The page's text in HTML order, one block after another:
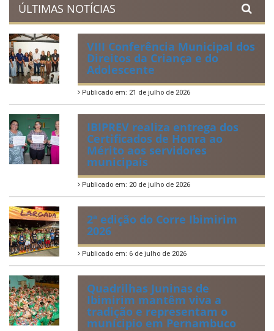
ÚLTIMAS NOTÍCIAS
VIII Conferência Municipal dos
Direitos da Criança e do
Adolescente
Publicado em: 21 de julho de 2026
IBIPREV realiza entrega dos
Certificados de Honra ao
Mérito aos servidores
municipais
Publicado em: 20 de julho de 2026
2ª edição do Corre Ibimirim
2026
Publicado em: 6 de julho de 2026
Quadrilhas Juninas de
Ibimirim mantêm viva a
tradição e representam o
munícipio em Pernambuco